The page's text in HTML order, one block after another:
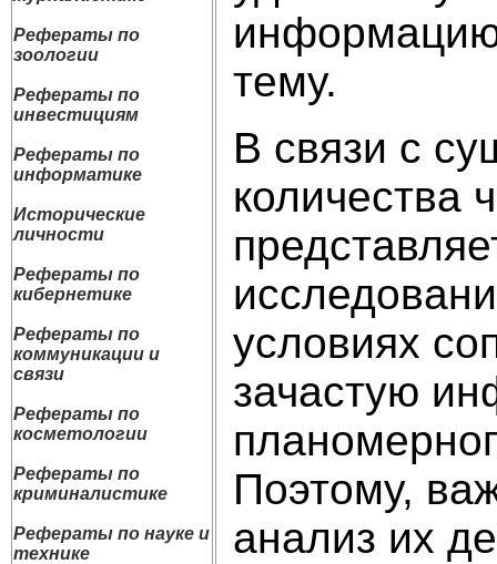
Рефераты по
зоологии
Рефераты по
инвестициям
Рефераты по
информатике
Исторические
личности
Рефераты по
кибернетике
Рефераты по
коммуникации и
связи
Рефераты по
косметологии
Рефераты по
криминалистике
Рефераты по науке и
технике
информацию
тему.
В связи с
количества
условиях
зачастую
Поэтому,
анализ их